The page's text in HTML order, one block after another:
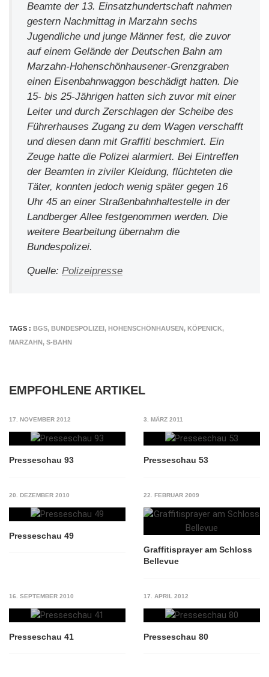
Beamte der 13. Einsatzhundertschaft nahmen
gestern Nachmittag in Marzahn sechs
Jugendliche und junge Männer fest, die zuvor
auf einem Gelände der Deutschen Bahn am
Marzahn-Hohenschönhausener-Grenzgraben
einen Eisenbahnwaggon beschädigt hatten. Die
15- bis 25-Jährigen hatten sich zuvor mit einer
Leiter und durch Zerschlagen der Scheibe des
Führerhauses Zugang zu dem Wagen verschafft
und diesen dann mit Graffiti beschmiert. Ein
Zeuge hatte die Polizei alarmiert. Bei Eintreffen
der Beamten in ziviler Kleidung, flüchteten die
Täter, konnten jedoch wenig später gegen 16
Uhr 45 an einer Straßenbahnhaltestelle in der
Landberger Allee festgenommen werden. Die
weitere Bearbeitung übernahm die
Bundespolizei.
Quelle: Polizeipresse
TAGS : BGS, BUNDESPOLIZEI, HOHENSCHÖNHAUSEN, KÖPENICK,
MARZAHN, S-BAHN
EMPFOHLENE ARTIKEL
17. NOVEMBER 2012
Presseschau 93
3. MÄRZ 2011
Presseschau 53
20. DEZEMBER 2010
Presseschau 49
22. FEBRUAR 2009
Graffitisprayer am Schloss
Bellevue
16. SEPTEMBER 2010
Presseschau 41
17. APRIL 2012
Presseschau 80